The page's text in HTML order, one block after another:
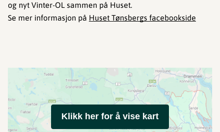
og nyt Vinter-OL sammen på Huset.
Se mer informasjon på Huset Tønsbergs facebookside
Klikk her for å vise kart